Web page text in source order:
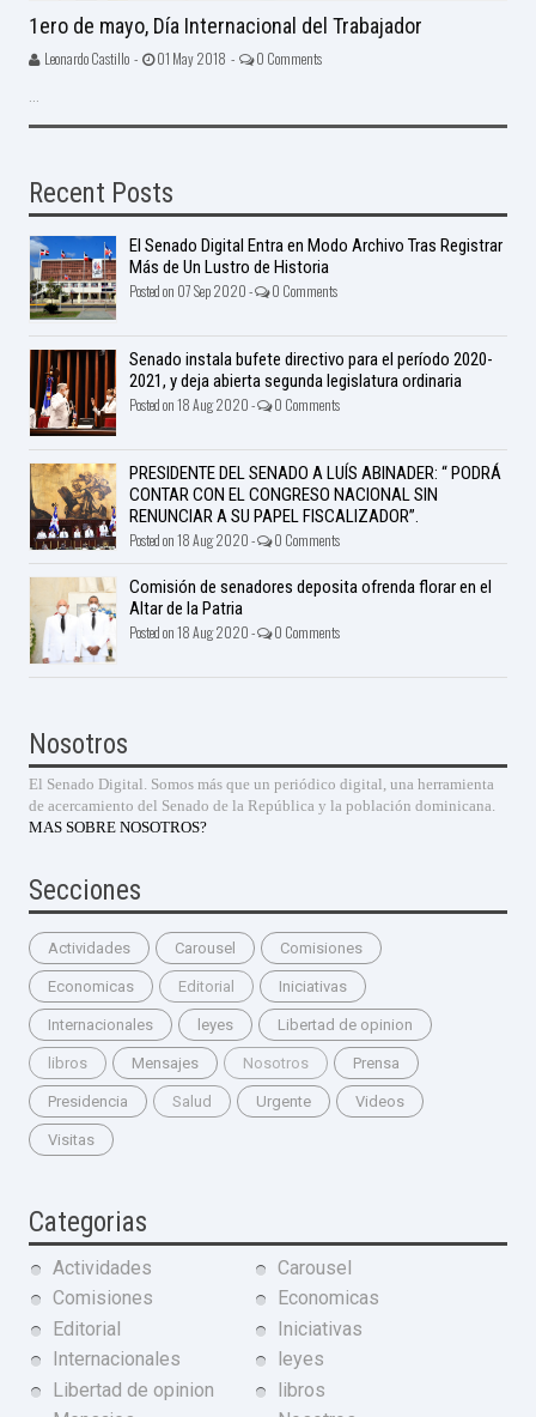
1ero de mayo, Día Internacional del Trabajador
Leonardo Castillo - 01 May 2018 - 0 Comments
...
Recent Posts
El Senado Digital Entra en Modo Archivo Tras Registrar
Más de Un Lustro de Historia
Posted on 07 Sep 2020 - 0 Comments
Senado instala bufete directivo para el período 2020-
2021, y deja abierta segunda legislatura ordinaria
Posted on 18 Aug 2020 - 0 Comments
PRESIDENTE DEL SENADO A LUÍS ABINADER: “ PODRÁ
CONTAR CON EL CONGRESO NACIONAL SIN
RENUNCIAR A SU PAPEL FISCALIZADOR”.
Posted on 18 Aug 2020 - 0 Comments
Comisión de senadores deposita ofrenda florar en el
Altar de la Patria
Posted on 18 Aug 2020 - 0 Comments
Nosotros
El Senado Digital. Somos más que un periódico digital, una herramienta
de acercamiento del Senado de la República y la población dominicana.
MAS SOBRE NOSOTROS?
Secciones
Actividades Carousel Comisiones
Economicas Editorial Iniciativas
Internacionales leyes Libertad de opinion
libros Mensajes Nosotros Prensa
Presidencia Salud Urgente Videos
Visitas
Categorias
Actividades
Carousel
Comisiones
Economicas
Editorial
Iniciativas
Internacionales
leyes
Libertad de opinion
libros